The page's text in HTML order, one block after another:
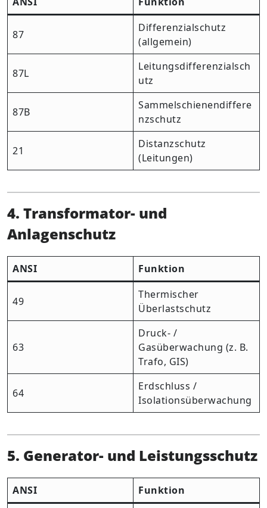
87
Differenzialschutz
(allgemein)
87L
Leitungsdifferenzialsch
utz
87B
Sammelschienendiffere
nzschutz
21
Distanzschutz
(Leitungen)
4. Transformator- und
Anlagenschutz
ANSI Funktion
49
Thermischer
Überlastschutz
63
Druck- /
Gasüberwachung (z. B.
Trafo, GIS)
64
Erdschluss /
Isolationsüberwachung
5. Generator- und Leistungsschutz
ANSI Funktion